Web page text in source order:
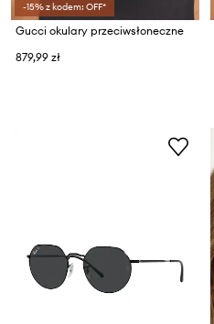
-15% z kodem: OFF*
Gucci okulary przeciwsłoneczne
879,99 zł